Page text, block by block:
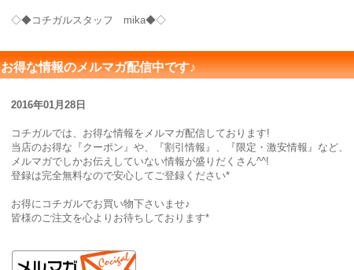
◇◆コチガルスタッフ mika◆◇
お得な情報のメルマガ配信中です♪
2016年01月28日
コチガルでは、お得な情報をメルマガ配信しております!
当店のお得な『クーポン』や、『割引情報』、『限定・激安情報』など、
メルマガでしかお伝えしていない情報が盛りだくさん^^!
登録は完全無料なので安心してご登録ください*
お得にコチガルでお買い物下さいませ♪
皆様のご注文を心よりお待ちしております*